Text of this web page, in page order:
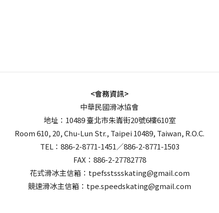
<會務資訊>
中華民國滑冰協會
地址：10489 臺北市朱崙街20號6樓610室
Room 610, 20, Chu-Lun Str., Taipei 10489, Taiwan, R.O.C.
TEL：886-2-8771-1451／886-2-8771-1503
FAX：886-2-27782778
花式滑冰主信箱：tpefsstssskating@gmail.com
競速滑冰主信箱：tpe.speedskating@gmail.com